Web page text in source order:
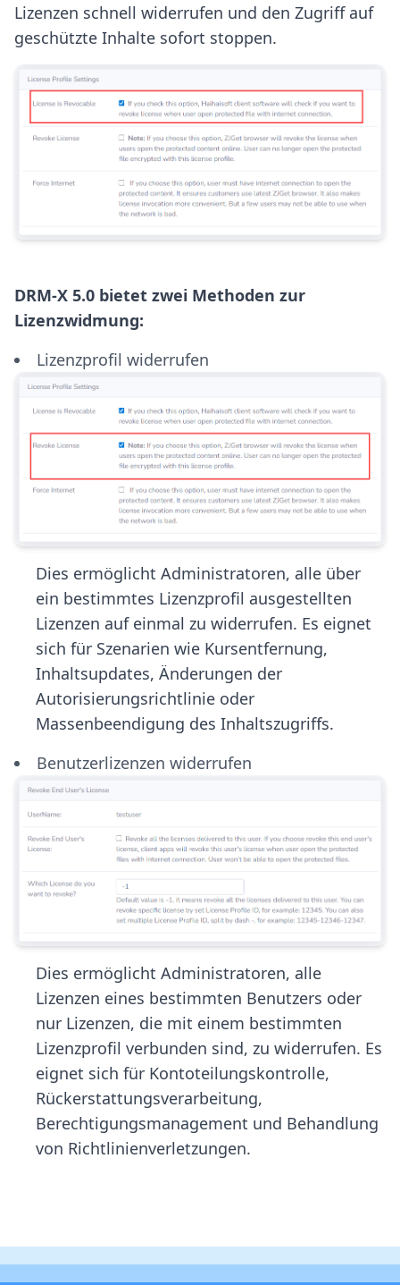
Lizenzen schnell widerrufen und den Zugriff auf
geschützte Inhalte sofort stoppen.
DRM-X 5.0 bietet zwei Methoden zur
Lizenzwidmung:
Lizenzprofil widerrufen
Dies ermöglicht Administratoren, alle über
ein bestimmtes Lizenzprofil ausgestellten
Lizenzen auf einmal zu widerrufen. Es eignet
sich für Szenarien wie Kursentfernung,
Inhaltsupdates, Änderungen der
Autorisierungsrichtlinie oder
Massenbeendigung des Inhaltszugriffs.
Benutzerlizenzen widerrufen
Dies ermöglicht Administratoren, alle
Lizenzen eines bestimmten Benutzers oder
nur Lizenzen, die mit einem bestimmten
Lizenzprofil verbunden sind, zu widerrufen. Es
eignet sich für Kontoteilungskontrolle,
Rückerstattungsverarbeitung,
Berechtigungsmanagement und Behandlung
von Richtlinienverletzungen.